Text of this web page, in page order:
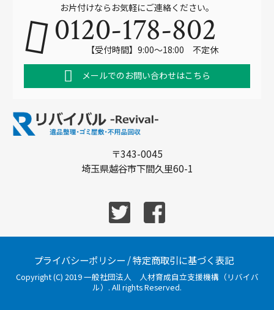
〒343-0045
埼玉県越谷市下間久里60-1
お片付けならお気軽にご連絡ください。
0120-178-802
【受付時間】9:00～18:00 不定休
メールでのお問い合わせはこちら
プライバシーポリシー /特定商取引に基づく表記
Copyright (C) 2019 一般社団法人 人材育成自立支援機構（リバイバ
ル）. All rights Reserved.